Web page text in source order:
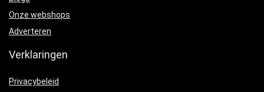
Onze webshops
Adverteren
Verklaringen
Privacybeleid